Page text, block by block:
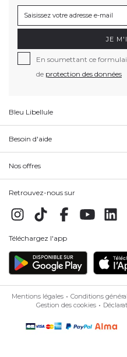
JE
En soumettant ce
de protection des données
Bleu Libellule
Besoin d'aide
Nos offres
Retrouvez-nous sur
Téléchargez l'app
Mentions légales Conditions
Gestion des cookies